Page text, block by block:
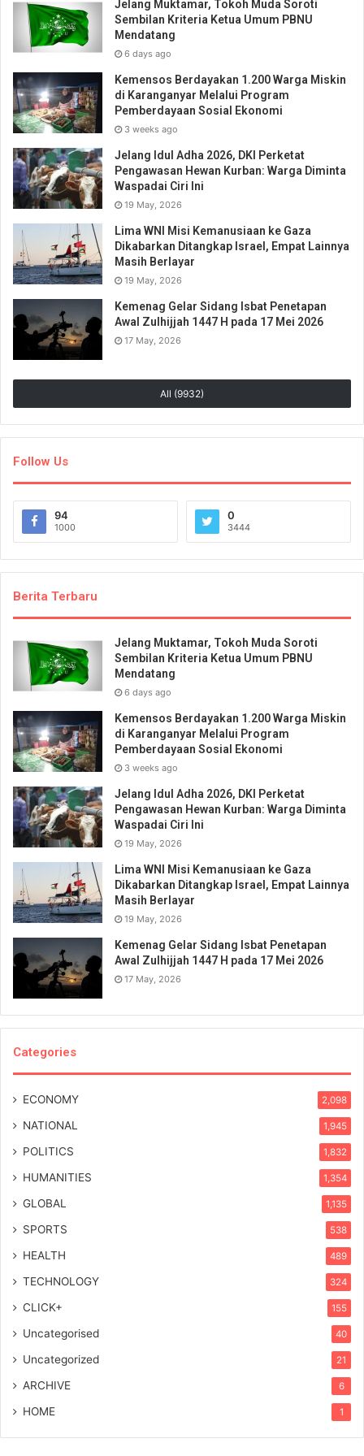
Jelang Muktamar, Tokoh Muda Soroti
Sembilan Kriteria Ketua Umum PBNU
Mendatang
6 days ago
Kemensos Berdayakan 1.200 Warga Miskin
di Karanganyar Melalui Program
Pemberdayaan Sosial Ekonomi
3 weeks ago
Jelang Idul Adha 2026, DKI Perketat
Pengawasan Hewan Kurban: Warga Diminta
Waspadai Ciri Ini
19 May, 2026
Lima WNI Misi Kemanusiaan ke Gaza
Dikabarkan Ditangkap Israel, Empat Lainnya
Masih Berlayar
19 May, 2026
Kemenag Gelar Sidang Isbat Penetapan
Awal Zulhijjah 1447 H pada 17 Mei 2026
17 May, 2026
All (9932)
Follow Us
94
1000
0
3444
Berita Terbaru
Jelang Muktamar, Tokoh Muda Soroti
Sembilan Kriteria Ketua Umum PBNU
Mendatang
6 days ago
Kemensos Berdayakan 1.200 Warga Miskin
di Karanganyar Melalui Program
Pemberdayaan Sosial Ekonomi
3 weeks ago
Jelang Idul Adha 2026, DKI Perketat
Pengawasan Hewan Kurban: Warga Diminta
Waspadai Ciri Ini
19 May, 2026
Lima WNI Misi Kemanusiaan ke Gaza
Dikabarkan Ditangkap Israel, Empat Lainnya
Masih Berlayar
19 May, 2026
Kemenag Gelar Sidang Isbat Penetapan
Awal Zulhijjah 1447 H pada 17 Mei 2026
17 May, 2026
Categories
ECONOMY 2,098
NATIONAL 1,945
POLITICS 1,832
HUMANITIES 1,354
GLOBAL 1,135
SPORTS 538
HEALTH 489
TECHNOLOGY 324
CLICK+ 155
Uncategorised 40
Uncategorized 21
ARCHIVE 6
HOME 1